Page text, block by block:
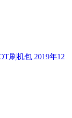
刷机包 2019年12